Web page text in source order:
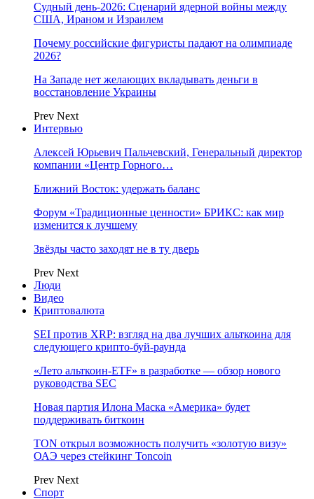
Судный день-2026: Сценарий ядерной войны между
США, Ираном и Израилем
Почему российские фигуристы падают на олимпиаде
2026?
На Западе нет желающих вкладывать деньги в
восстановление Украины
Prev Next
Интервью
Алексей Юрьевич Пальчевский, Генеральный директор
компании «Центр Горного…
Ближний Восток: удержать баланс
Форум «Традиционные ценности» БРИКС: как мир
изменится к лучшему
Звёзды часто заходят не в ту дверь
Prev Next
Люди
Видео
Криптовалюта
SEI против XRP: взгляд на два лучших альткоина для
следующего крипто-буй-раунда
«Лето альткоин-ETF» в разработке — обзор нового
руководства SEC
Новая партия Илона Маска «Америка» будет
поддерживать биткоин
TON открыл возможность получить «золотую визу»
ОАЭ через стейкинг Toncoin
Prev Next
Спорт